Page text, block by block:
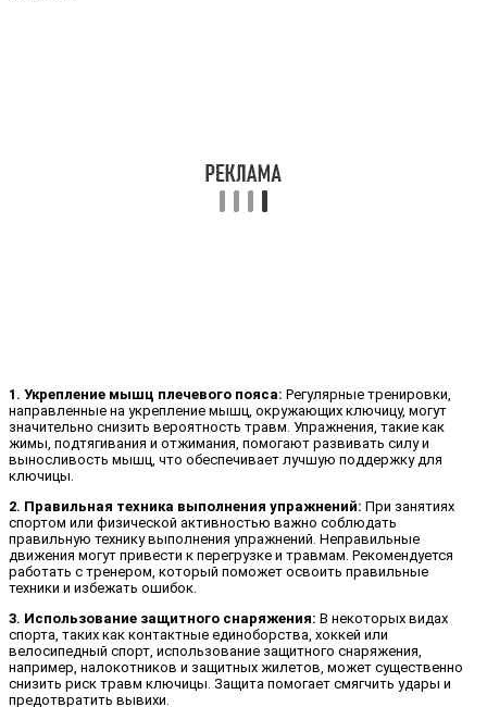
1. Укрепление мышц плечевого пояса: Регулярные тренировки,
направленные на укрепление мышц, окружающих ключицу, могут
значительно снизить вероятность травм. Упражнения, такие как
жимы, подтягивания и отжимания, помогают развивать силу и
выносливость мышц, что обеспечивает лучшую поддержку для
ключицы.
2. Правильная техника выполнения упражнений: При занятиях
спортом или физической активностью важно соблюдать
правильную технику выполнения упражнений. Неправильные
движения могут привести к перегрузке и травмам. Рекомендуется
работать с тренером, который поможет освоить правильные
техники и избежать ошибок.
3. Использование защитного снаряжения: В некоторых видах
спорта, таких как контактные единоборства, хоккей или
велосипедный спорт, использование защитного снаряжения,
например, налокотников и защитных жилетов, может существенно
снизить риск травм ключицы. Защита помогает смягчить удары и
предотвратить вывихи.